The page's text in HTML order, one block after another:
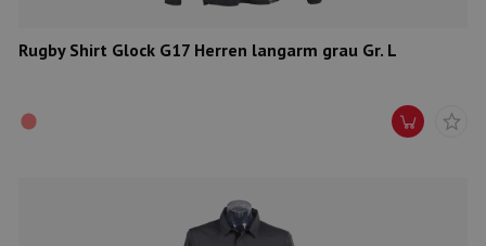
Rugby Shirt Glock G17 Herren langarm grau Gr. L